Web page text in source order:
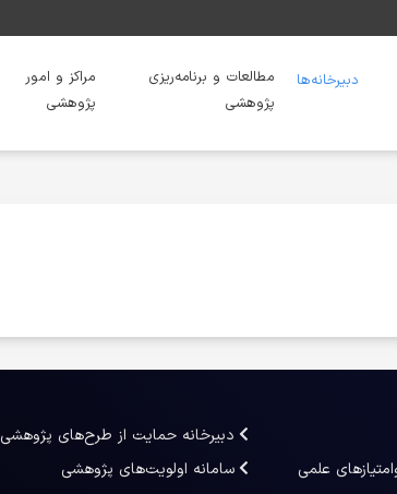
دبیرخانه‌ها
مطالعات و برنامه‌ریزی
پژوهشی
مراکز و امور
پژوهشی
علمی
دبیرخانه حمایت از طرح‌های پژوهشی
سامانه اولویت‌های پژوهشی